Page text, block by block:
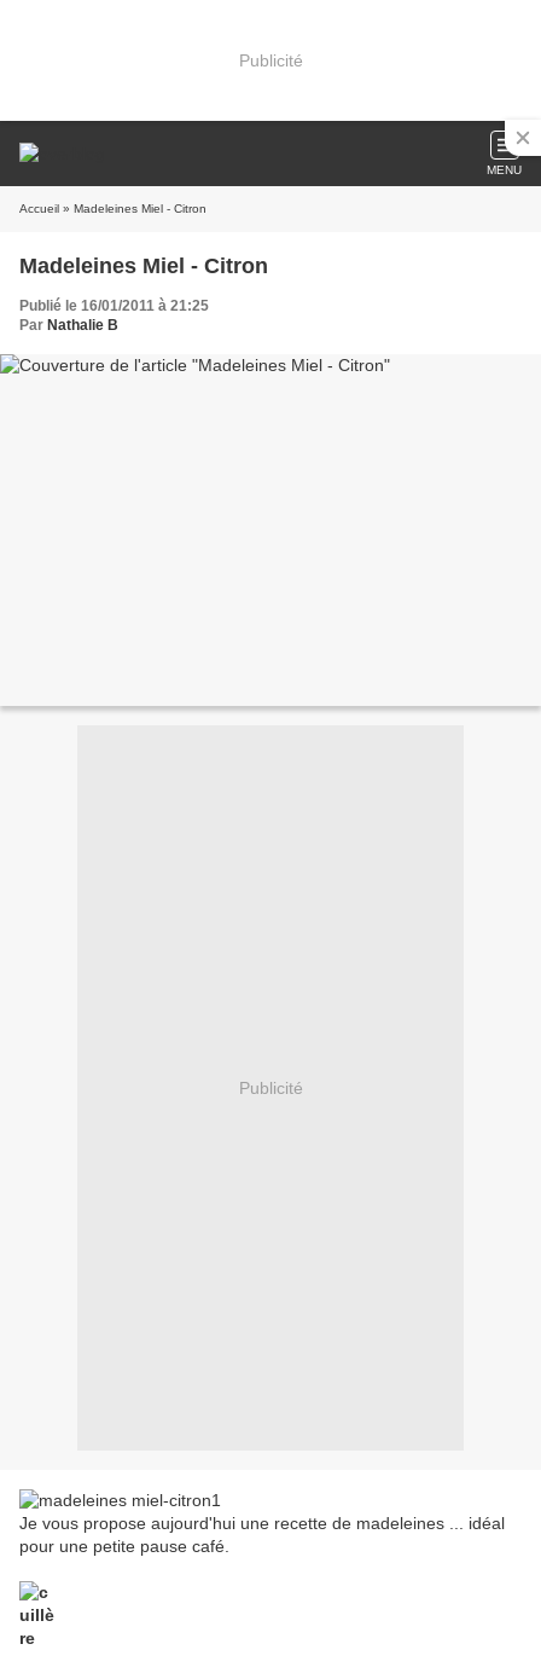
Publicité
MENU
Accueil » Madeleines Miel - Citron
Madeleines Miel - Citron
Publié le 16/01/2011 à 21:25
Par Nathalie B
Publicité
Je vous propose aujourd'hui une recette de madeleines ... idéal
pour une petite pause café.